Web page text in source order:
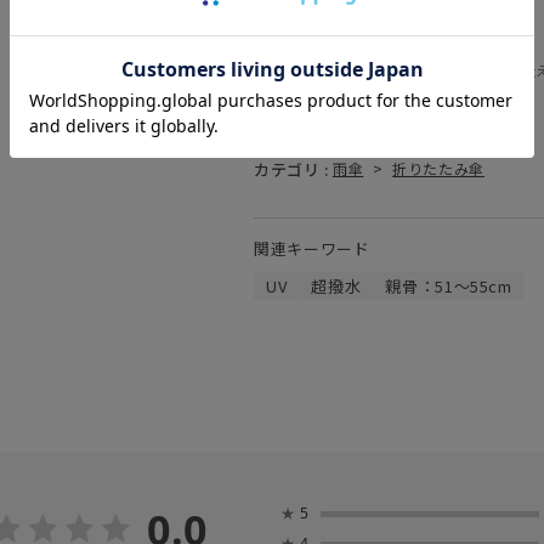
商品コード :31-007-10358-02
(お問い合わせの際には、上記品番をお伝
素材 :ポリエステル100％
カテゴリ : 雨傘 > 折りたたみ傘
関連キーワード
UV
超撥水 親骨：51～55cm
0.0 ★ 5